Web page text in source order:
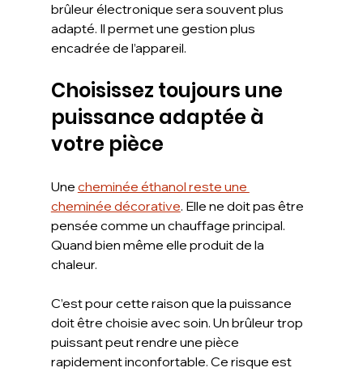
brûleur électronique sera souvent plus
adapté. Il permet une gestion plus
encadrée de l’appareil.
Choisissez toujours une
puissance adaptée à
votre pièce
Une cheminée éthanol reste une
cheminée décorative. Elle ne doit pas être
pensée comme un chauffage principal.
Quand bien même elle produit de la
chaleur.
C’est pour cette raison que la puissance
doit être choisie avec soin. Un brûleur trop
puissant peut rendre une pièce
rapidement inconfortable. Ce risque est